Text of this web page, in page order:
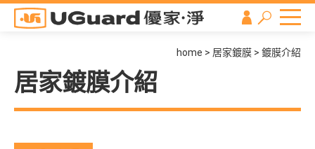
居家鍍膜介紹
home 居家鍍膜 鍍膜介紹